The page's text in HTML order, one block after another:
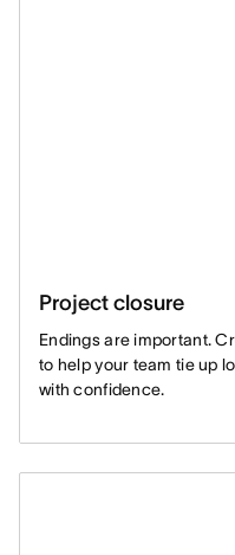
Project closure
Endings are important.
to help your team tie up
with confidence.